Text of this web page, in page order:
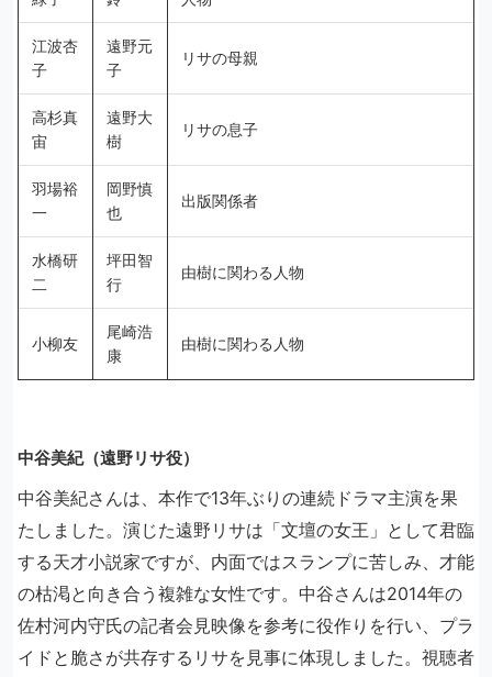
江波杏
子
遠野元
子
リサの母親
高杉真
宙
遠野大
樹
リサの息子
羽場裕
一
岡野慎
也
出版関係者
水橋研
二
坪田智
行
由樹に関わる人物
小柳友
尾崎浩
康
由樹に関わる人物
中谷美紀（遠野リサ役）
中谷美紀さんは、本作で13年ぶりの連続ドラマ主演を果
たしました。演じた遠野リサは「文壇の女王」として君臨
する天才小説家ですが、内面ではスランプに苦しみ、才能
の枯渇と向き合う複雑な女性です。中谷さんは2014年の
佐村河内守氏の記者会見映像を参考に役作りを行い、プラ
イドと脆さが共存するリサを見事に体現しました。視聴者